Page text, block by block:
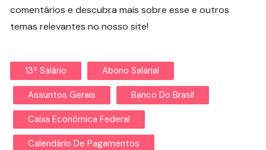
comentários e descubra mais sobre esse e outros
temas relevantes no nosso site!
13º Salário Abono Salarial
Assuntos Gerais Banco Do Brasil
Caixa Econômica Federal
Calendário De Pagamentos